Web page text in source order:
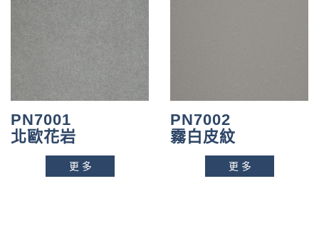
PN7001
北歐花岩
更多
PN7002
霧白皮紋
更多